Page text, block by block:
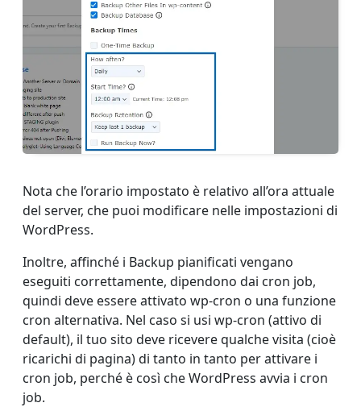
Nota che l’orario impostato è relativo all’ora attuale
del server, che puoi modificare nelle impostazioni di
WordPress.
Inoltre, affinché i Backup pianificati vengano
eseguiti correttamente, dipendono dai cron job,
quindi deve essere attivato wp-cron o una funzione
cron alternativa. Nel caso si usi wp-cron (attivo di
default), il tuo sito deve ricevere qualche visita (cioè
ricarichi di pagina) di tanto in tanto per attivare i
cron job, perché è così che WordPress avvia i cron
job.